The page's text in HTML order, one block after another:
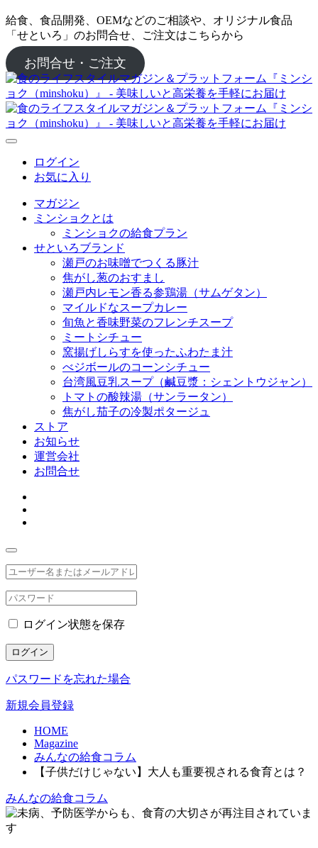
給食、食品開発、OEMなどのご相談や、オリジナル食品
「せといろ」のお問合せ、ご注文はこちらから
お問合せ・ご注文
ログイン
お気に入り
マガジン
ミンショクとは
ミンショクの給食プラン
せといろブランド
瀬戸のお味噌でつくる豚汁
焦がし葱のおすまし
瀬戸内レモン香る参鶏湯（サムゲタン）
マイルドなスープカレー
旬魚と香味野菜のフレンチスープ
ミートシチュー
窯揚げしらすを使ったふわたま汁
べジボールのコーンシチュー
台湾風豆乳スープ（鹹豆漿：シェントウジャン）
トマトの酸辣湯（サンラータン）
焦がし茄子の冷製ポタージュ
ストア
お知らせ
運営会社
お問合せ
ログイン状態を保存
ログイン
パスワードを忘れた場合
新規会員登録
HOME
Magazine
みんなの給食コラム
【子供だけじゃない】大人も重要視される食育とは？
みんなの給食コラム